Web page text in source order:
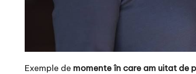
Exemple de momente în care am uitat de